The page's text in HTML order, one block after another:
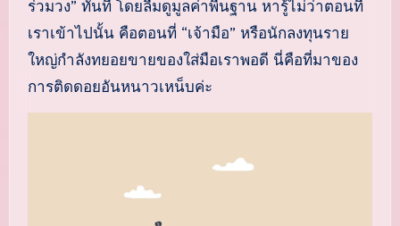
ร่วมวง” ทันที โดยลืมดูมูลค่าพื้นฐาน หารู้ไม่ว่าตอนที่
เราเข้าไปนั้น คือตอนที่ “เจ้ามือ” หรือนักลงทุนราย
ใหญ่กำลังทยอยขายของใส่มือเราพอดี นี่คือที่มาของ
การติดดอยอันหนาวเหน็บค่ะ